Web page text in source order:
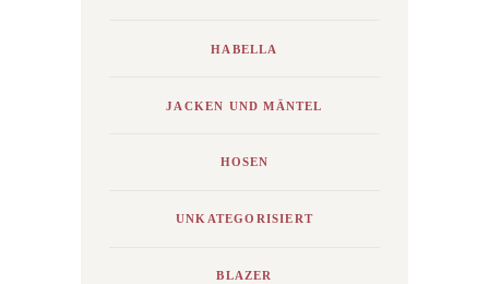
HABELLA
JACKEN UND MÄNTEL
HOSEN
UNKATEGORISIERT
BLAZER